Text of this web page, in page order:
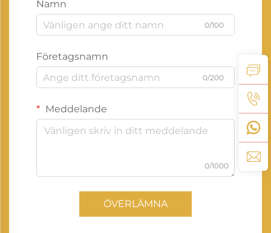
Namn
0/100
Företagsnamn
0/200
Meddelande
0/1000
ÖVERLÄMNA